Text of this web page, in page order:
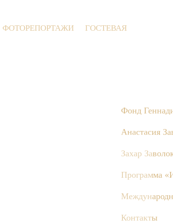
ФОТОРЕПОРТАЖИ ГОСТЕВАЯ
Фонд
Анастасия
Захар
Программа
Контакты